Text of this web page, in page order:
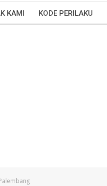
KAMI KODE PERILAKU